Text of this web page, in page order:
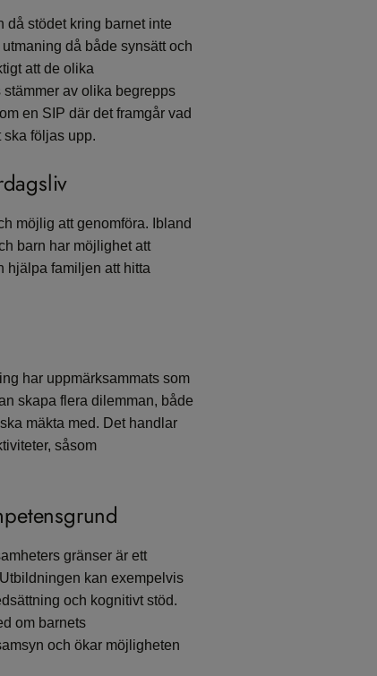
då stödet kring barnet inte
då både synsätt och
att de olika
av olika begrepps
en SIP där det framgår vad
ska följas upp.
möjlig att genomföra. Ibland
barn har möjlighet att
hjälpa familjen att hitta
har uppmärksammats som
skapa flera dilemman, både
mäkta med. Det handlar
såsom
gränser är ett
kan exempelvis
och kognitivt stöd.
om barnets
och ökar möjligheten